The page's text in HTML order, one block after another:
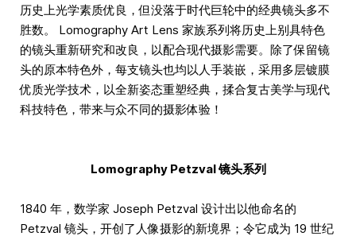
历史上光学素质优良，但没落于时代巨轮中的经典镜头多不
胜数。 Lomography Art Lens 家族系列将历史上别具特色
的镜头重新研究和改良，以配合现代摄影需要。除了保留镜
头的原本特色外，每支镜头也均以人手装嵌，采用多层镀膜
优质光学技术，以全新姿态重塑经典，揉合复古美学与现代
科技特色，带来与众不同的摄影体验！
Lomography Petzval 镜头系列
1840 年，数学家 Joseph Petzval 设计出以他命名的
Petzval 镜头，开创了人像摄影的新境界；令它成为 19 世纪